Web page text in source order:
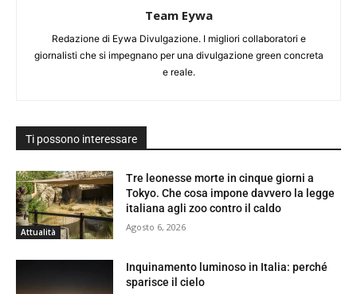
Team Eywa
Redazione di Eywa Divulgazione. I migliori collaboratori e
giornalisti che si impegnano per una divulgazione green concreta
e reale.
Ti possono interessare
Attualità
Tre leonesse morte in cinque giorni a
Tokyo. Che cosa impone davvero la legge
italiana agli zoo contro il caldo
Agosto 6, 2026
Inquinamento luminoso in Italia: perché
sparisce il cielo